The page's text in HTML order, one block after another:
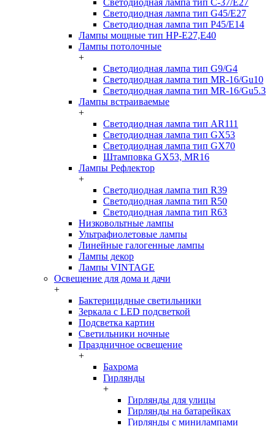
Светодиодная лампа тип C-37/Е27
Светодиодная лампа тип G45/E27
Светодиодная лампа тип P45/E14
Лампы мощные тип HP-E27,E40
Лампы потолочные
+
Светодиодная лампа тип G9/G4
Светодиодная лампа тип MR-16/Gu10
Светодиодная лампа тип MR-16/Gu5.3
Лампы встраиваемые
+
Светодиодная лампа тип AR111
Светодиодная лампа тип GX53
Светодиодная лампа тип GX70
Штамповка GX53, MR16
Лампы Рефлектор
+
Светодиодная лампа тип R39
Светодиодная лампа тип R50
Светодиодная лампа тип R63
Низковольтные лампы
Ультрафиолетовые лампы
Линейные галогенные лампы
Лампы декор
Лампы VINTAGE
Освещение для дома и дачи
+
Бактерицидные светильники
Зеркала с LED подсветкой
Подсветка картин
Светильники ночные
Праздничное освещение
+
Бахрома
Гирлянды
+
Гирлянды для улицы
Гирлянды на батарейках
Гирлянды с минилампами